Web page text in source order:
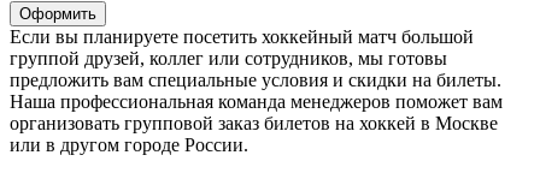
Оформить
Если вы планируете посетить хоккейный матч большой
группой друзей, коллег или сотрудников, мы готовы
предложить вам специальные условия и скидки на билеты.
Наша профессиональная команда менеджеров поможет вам
организовать групповой заказ билетов на хоккей в Москве
или в другом городе России.